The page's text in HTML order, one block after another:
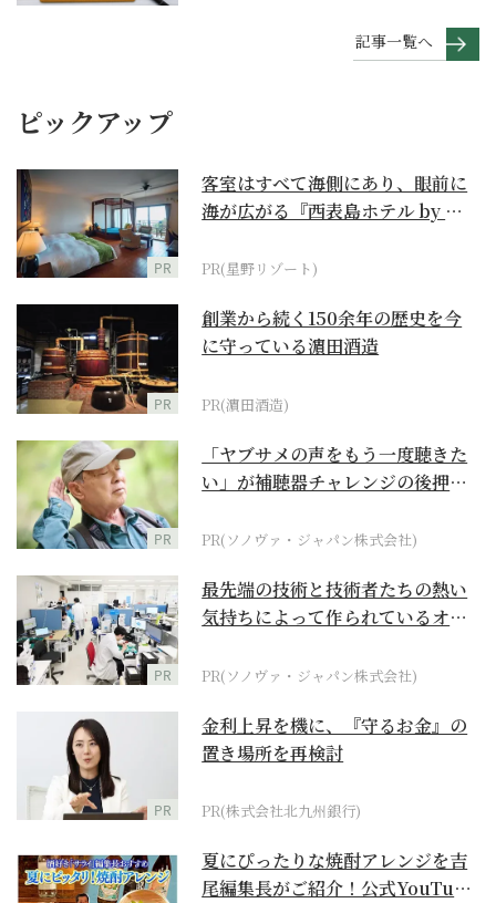
記事一覧へ
ピックアップ
PR
客室はすべて海側にあり、眼前に
海が広がる『西表島ホテル by 星
PR(星野リゾート)
PR
創業から続く150余年の歴史を今
に守っている濵田酒造
PR(濵田酒造)
PR
「ヤブサメの声をもう一度聴きた
い」が補聴器チャレンジの後押し
PR(ソノヴァ・ジャパン株式会社)
PR
最先端の技術と技術者たちの熱い
気持ちによって作られているオー
PR(ソノヴァ・ジャパン株式会社)
PR
金利上昇を機に、『守るお金』の
置き場所を再検討
PR(株式会社北九州銀行)
夏にぴったりな焼酎アレンジを吉
尾編集長がご紹介！公式YouTube